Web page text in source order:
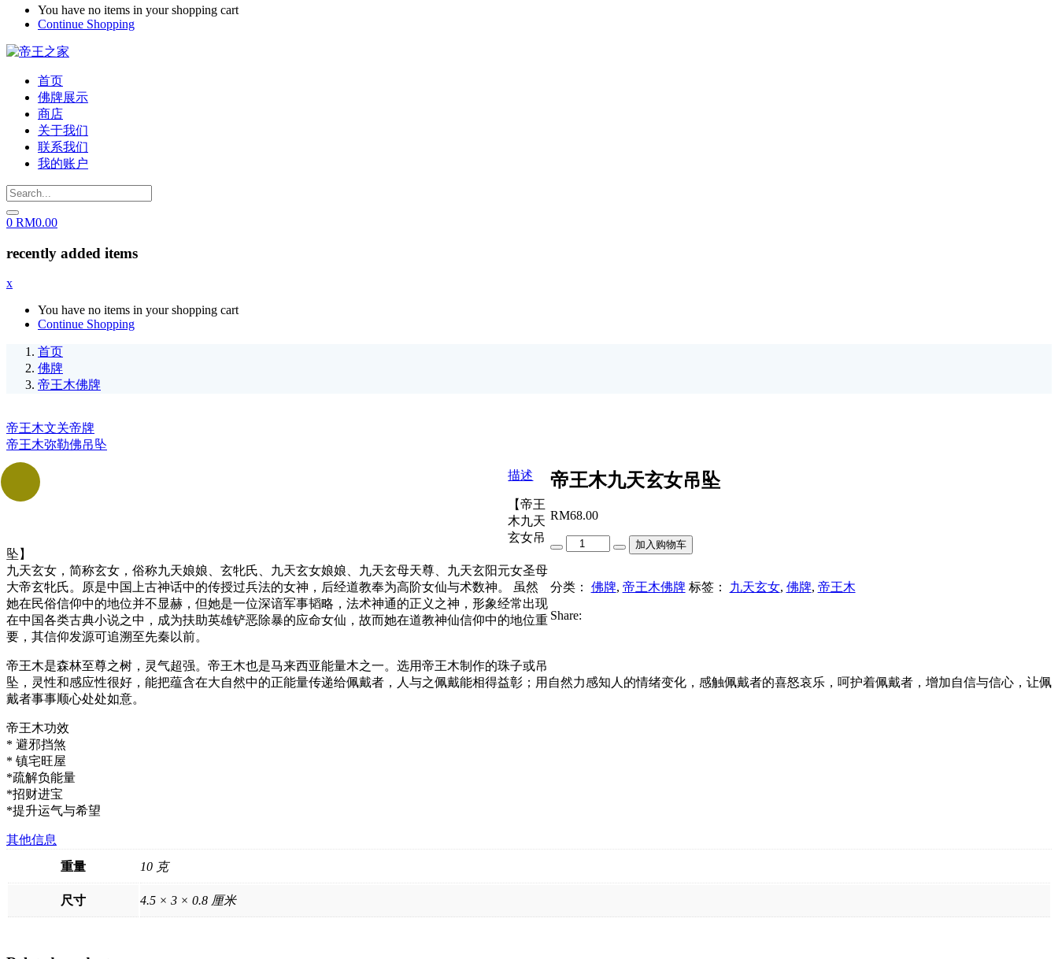
You have no items in your shopping cart
Continue Shopping
首页
佛牌展示
商店
关于我们
联系我们
我的账户
0 RM0.00
recently added items
x
You have no items in your shopping cart
Continue Shopping
首页
佛牌
帝王木佛牌
帝王木文关帝牌
帝王木弥勒佛吊坠
帝王木九天玄女吊坠
RM68.00
Quantity
加入购物车
分类： 佛牌, 帝王木佛牌 标签： 九天玄女, 佛牌, 帝王木
Share:
描述
【帝王
木九天
玄女吊
坠】
九天玄女，简称玄女，俗称九天娘娘、玄牝氏、九天玄女娘娘、九天玄母天尊、九天玄阳元女圣母
大帝玄牝氏。原是中国上古神话中的传授过兵法的女神，后经道教奉为高阶女仙与术数神。 虽然
她在民俗信仰中的地位并不显赫，但她是一位深谙军事韬略，法术神通的正义之神，形象经常出现
在中国各类古典小说之中，成为扶助英雄铲恶除暴的应命女仙，故而她在道教神仙信仰中的地位重
要，其信仰发源可追溯至先秦以前。
帝王木是森林至尊之树，灵气超强。帝王木也是马来西亚能量木之一。选用帝王木制作的珠子或吊
坠，灵性和感应性很好，能把蕴含在大自然中的正能量传递给佩戴者，人与之佩戴能相得益彰；用自然力感知人的情绪变化，感触佩戴者的喜怒哀乐，呵护着佩戴者，增加自信与信心，让佩
戴者事事顺心处处如意。
帝王木功效
* 避邪挡煞
* 镇宅旺屋
*疏解负能量
*招财进宝
*提升运气与希望
其他信息
重量
10 克
尺寸 4.5 × 3 × 0.8 厘米